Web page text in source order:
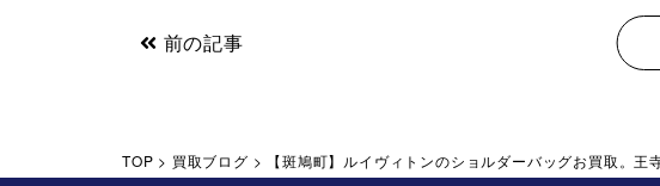
前の記事
TOP > 買取ブログ > 【斑鳩町】ルイヴィトンのショルダーバッグお買取。王